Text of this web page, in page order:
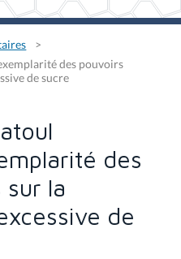
des pouvoirs
de sucre
des
sur la
de